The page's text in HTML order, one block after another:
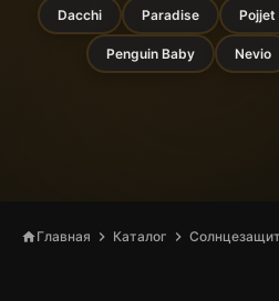
Dacchi Paradise Pojjet
Penguin Baby Nevio
homeГлавная chevron_right Каталог chevron_right